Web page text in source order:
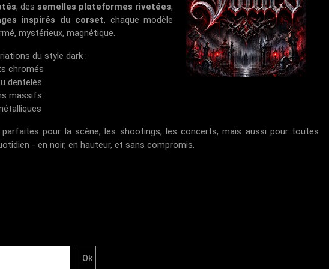
, dessemelles plateformes rivetées,
inspirés du corset, chaque modèle
mystérieux, magnétique.
du style dark :
chromés
dentelés
massifs
pour la scène, les shootings, les concerts, mais aussi pour toutes
- en noir, en hauteur, et sans compromis.